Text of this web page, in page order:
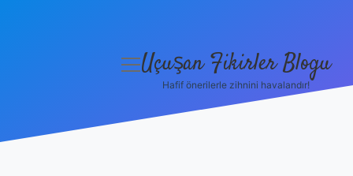
menüyü
Uçuşan Fikirler Blogu
Hafif önerilerle zihnini havalandır!